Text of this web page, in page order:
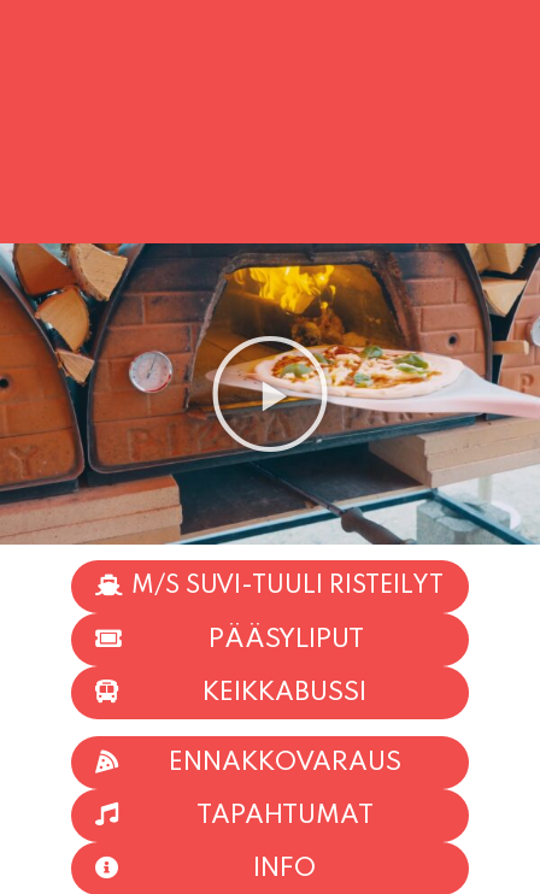
M/S SUVI-TUULI RISTEILYT
PÄÄSYLIPUT
KEIKKABUSSI
ENNAKKOVARAUS
TAPAHTUMAT
INFO